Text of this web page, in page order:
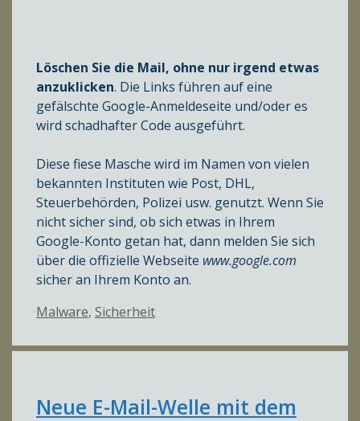
Löschen Sie die Mail, ohne nur irgend etwas
anzuklicken. Die Links führen auf eine
gefälschte Google-Anmeldeseite und/oder es
wird schadhafter Code ausgeführt.
Diese fiese Masche wird im Namen von vielen
bekannten Instituten wie Post, DHL,
Steuerbehörden, Polizei usw. genutzt. Wenn Sie
nicht sicher sind, ob sich etwas in Ihrem
Google-Konto getan hat, dann melden Sie sich
über die offizielle Webseite www.google.com
sicher an Ihrem Konto an.
Kategorien
Malware, Sicherheit
Neue E-Mail-Welle mit dem